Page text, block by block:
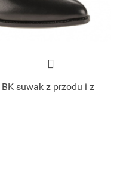
suwak z przodu i z